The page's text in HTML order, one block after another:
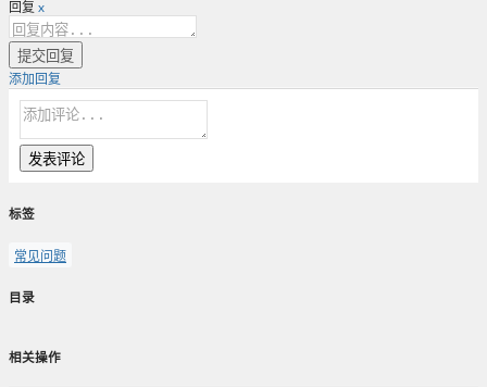
回复 x
提交回复
添加回复
发表评论
标签
常见问题
目录
相关操作